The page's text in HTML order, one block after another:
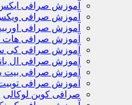
آموزش صرافی
آموزش صرافی
آموزش صرافی
آموزش صرافی هات
آموزش صرافی کی
آموزش صرافی ال
آموزش صرافی بیت
آموزش صرافی
صرافی کوین لوکالی